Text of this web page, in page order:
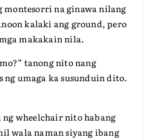
montesorri na ginawa nilang
kalaki ang ground, pero
makakain nila.
tanong nito nang
ng umaga ka susunduin dito.
ng wheelchair nito habang
wala naman siyang ibang